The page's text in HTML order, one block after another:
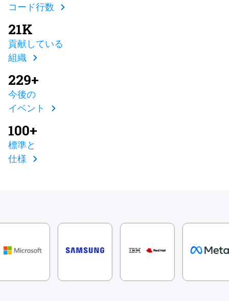
コード行数
21K
貢献している
組織
229+
今後の
イベント
100+
標準と
仕様